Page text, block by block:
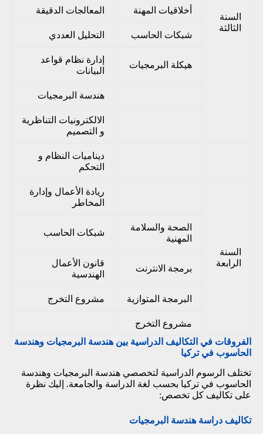
السنة
الثالثة
أخلاقيات المهنة المعالجات الدقيقة
شبكات الحاسب التحليل العددي
هيكلة البرمجيات
إدارة نظام قواعد
البيانات
هندسة البرمجيات
الالكترونيات التناظرية
و التصميم
ديناميات النظام و
التحكم
السنة
الرابعة
ريادة الأعمال وإدارة
المخاطر
الصحة والسلامة
المهنية
شبكات الحاسب
برمجة الانترنت
قانون الأعمال
الهندسية
البرمجة المتوازية مشروع التخرج
مشروع التخرج
الفروقات في التكاليف الدراسية بين هندسة البرمجيات وهندسة
الحاسوب في تركيا
تختلف الرسوم الدراسية لتخصصي هندسة البرمجيات وهندسة
الحاسوب في تركيا بحسب لغة الدراسة والجامعة. إليك نظرة
على تكاليف كل تخصص:
تكاليف دراسة هندسة البرمجيات